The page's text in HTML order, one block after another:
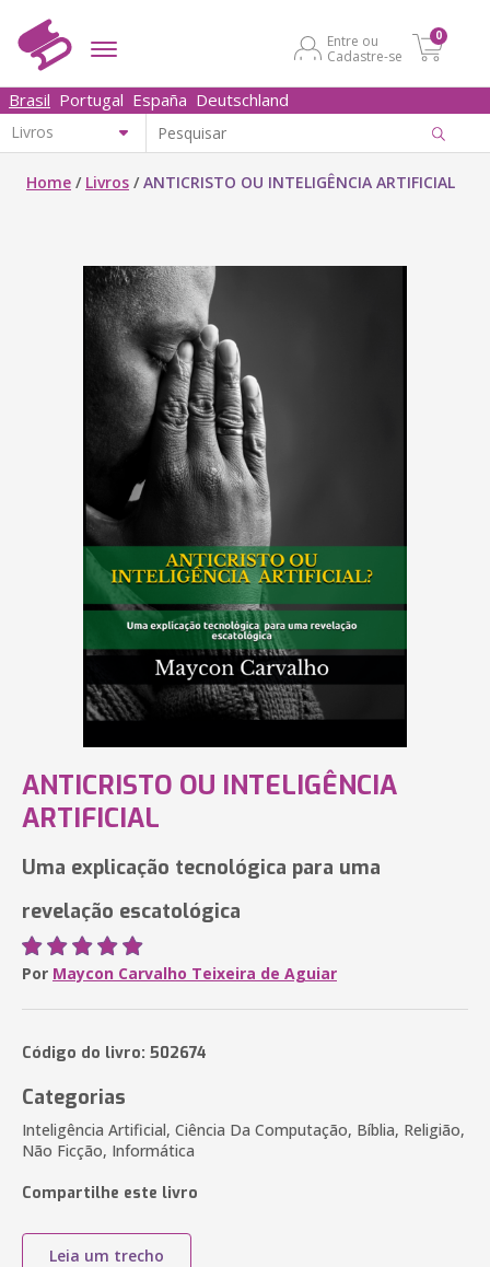
Entre ou
Cadastre-se
0
Brasil Portugal España Deutschland
Home / Livros /ANTICRISTO OU INTELIGÊNCIA ARTIFICIAL
ANTICRISTO OU INTELIGÊNCIA
ARTIFICIAL
Uma explicação tecnológica para uma
revelação escatológica
Por Maycon Carvalho Teixeira de Aguiar
Código do livro: 502674
Categorias
Inteligência Artificial, Ciência Da Computação, Bíblia, Religião,
Não Ficção, Informática
Compartilhe este livro
Leia um trecho